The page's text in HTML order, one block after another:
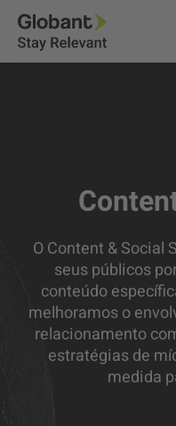
O Content & Social
seus públicos
conteúdo
melhoramos o
relacionamento
estratégias de
medida